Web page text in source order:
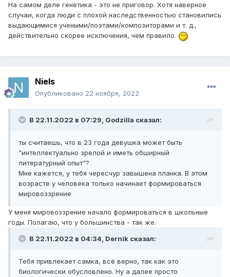
На самом деле генетика - это не приговор. Хотя наверное
случаи, когда люди с плохой наследственностью становились
выдающимися учеными/поэтами/композиторами и т. д.,
действительно скорее исключения, чем правило.
Niels
Опубликовано 22 ноября, 2022
В 22.11.2022 в 07:29, Godzilla сказал:
ты считаешь, что в 23 года девушка может быть
"интеллектуально зрелой и иметь обширный
литературный опыт"?
Мне кажется, у тебя чересчур завышена планка. В этом
возрасте у человека только начинает формироваться
мировоззрение
У меня мировоззрение начало формироваться в школьные
годы. Полагаю, что у большинства - так же.
В 22.11.2022 в 04:34, Dernik сказал:
Тебя привлекает самка, всё верно, так как это
биологически обусловлено. Ну а далее просто